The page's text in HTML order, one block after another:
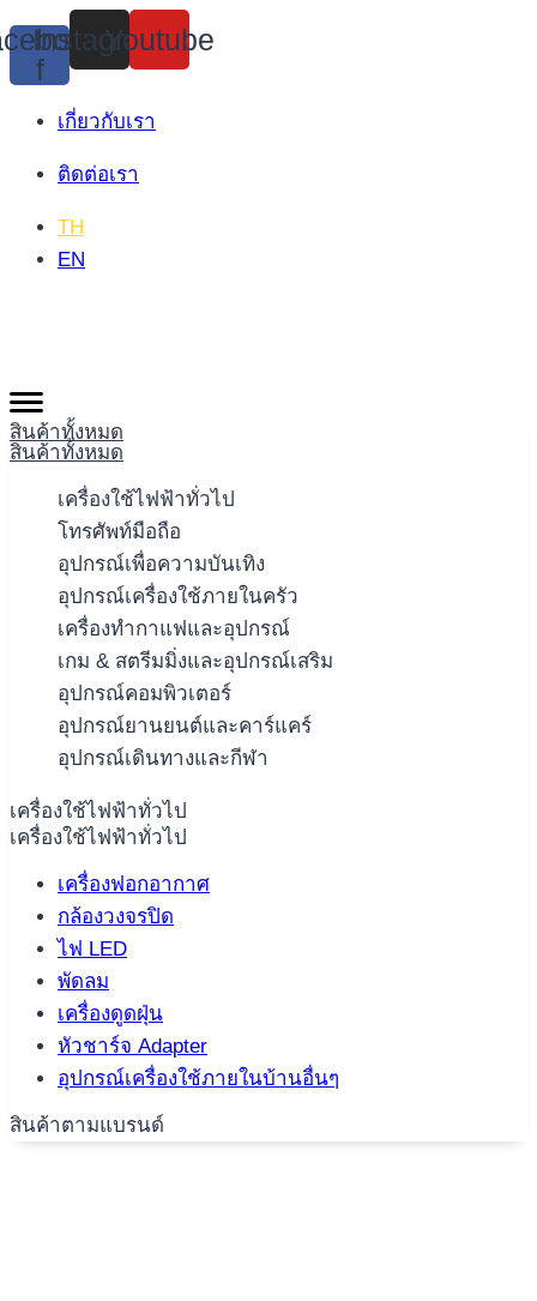
Skip
to
content
f
Instagram
Youtube
เกี่ยวกับเรา
ติดต่อเรา
TH
EN
สินค้าทั้งหมด
สินค้าทั้งหมด
เครื่องใช้ไฟฟ้าทั่วไป
โทรศัพท์มือถือ
อุปกรณ์เพื่อความบันเทิง
อุปกรณ์เครื่องใช้ภายในครัว
เครื่องทำกาแฟและอุปกรณ์
เกม & สตรีมมิ่งและอุปกรณ์เสริม
อุปกรณ์คอมพิวเตอร์
อุปกรณ์ยานยนต์และคาร์แคร์
อุปกรณ์เดินทางและกีฬา
เครื่องใช้ไฟฟ้าทั่วไป
เครื่องใช้ไฟฟ้าทั่วไป
เครื่องฟอกอากาศ
กล้องวงจรปิด
ไฟ LED
พัดลม
เครื่องดูดฝุ่น
หัวชาร์จ Adapter
อุปกรณ์เครื่องใช้ภายในบ้านอื่นๆ
สินค้าตามแบรนด์